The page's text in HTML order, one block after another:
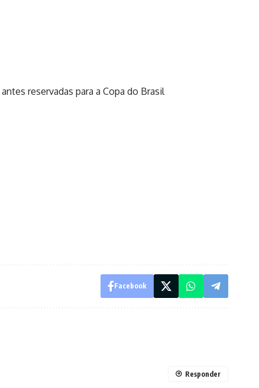
reservadas para a Copa do Brasil
Facebook
Responder